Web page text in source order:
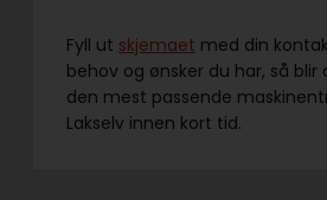
Fyll ut skjemaet med din
behov og ønsker du har, så
den mest passende
Lakselv innen kort tid.